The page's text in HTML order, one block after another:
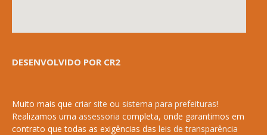
DESENVOLVIDO POR CR2
Muito mais que criar site ou sistema para prefeituras!
Realizamos uma assessoria completa, onde garantimos em
contrato que todas as exigências das leis de transparência